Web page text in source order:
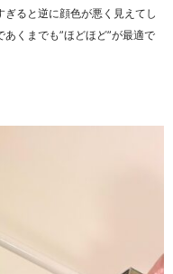
ると逆に顔色が悪く見えてし
くまでも”ほどほど”が最適で